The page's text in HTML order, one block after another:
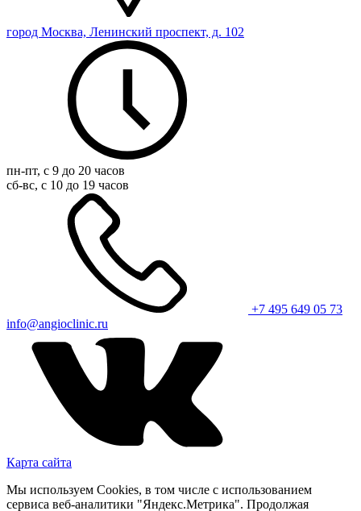
город Москва, Ленинский проспект, д. 102
пн-пт, с 9 до 20 часов
сб-вс, с 10 до 19 часов
+7 495 649 05 73
info@angioclinic.ru
Карта сайта
Мы используем Cookies, в том числе с использованием
сервиса веб-аналитики "Яндекс.Метрика". Продолжая